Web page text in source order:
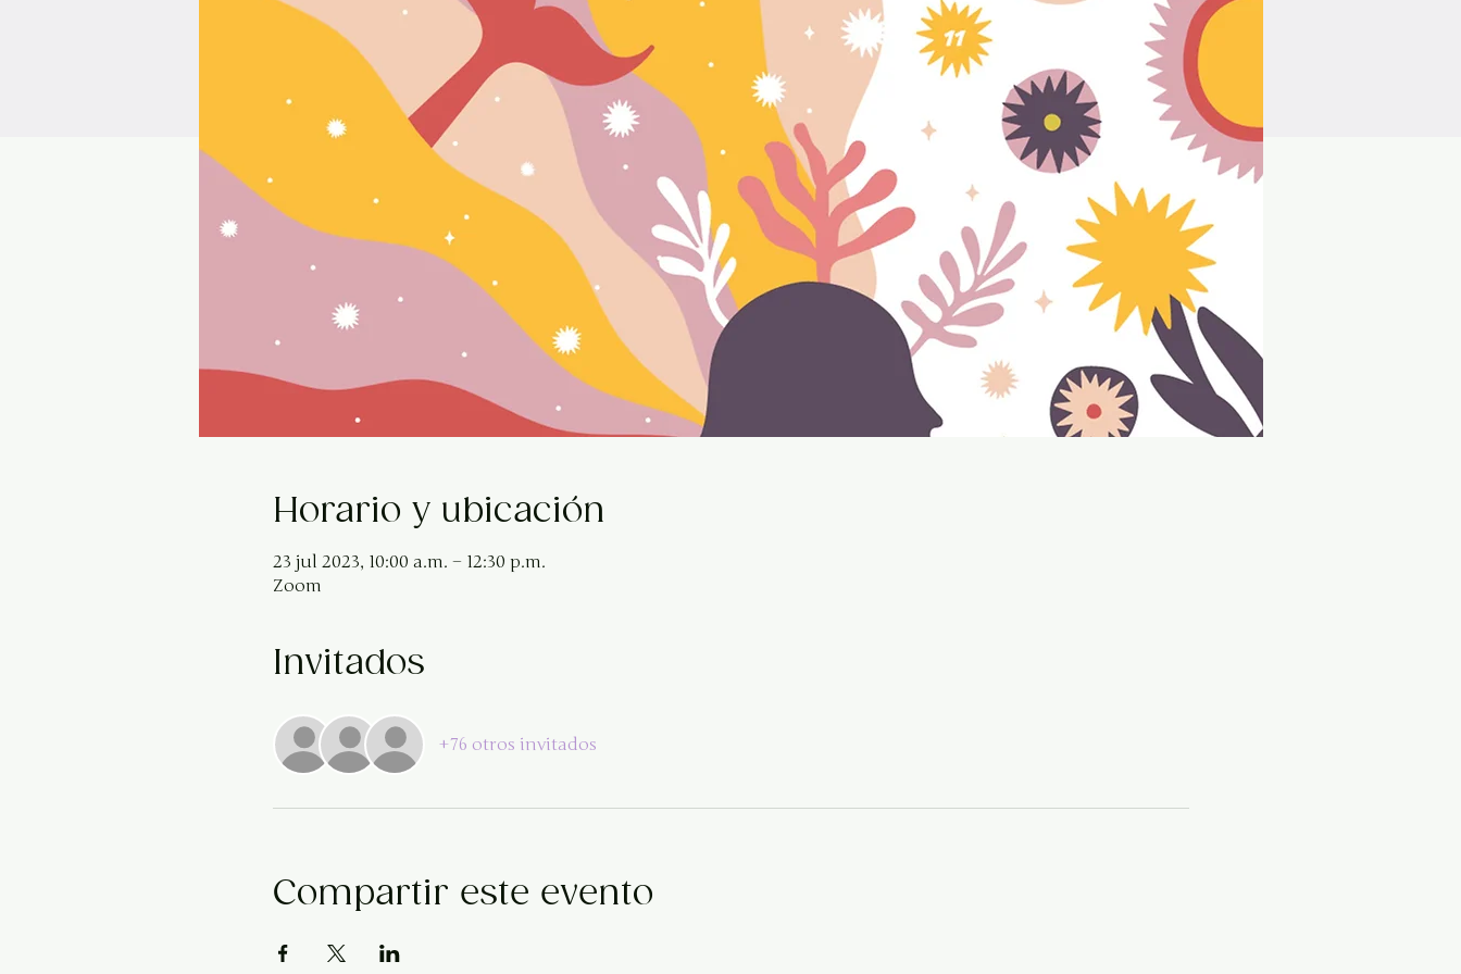
Horario y ubicación
23 jul 2023, 10:00 a.m. – 12:30 p.m.
Zoom
Invitados
+76 otros invitados
Compartir este evento